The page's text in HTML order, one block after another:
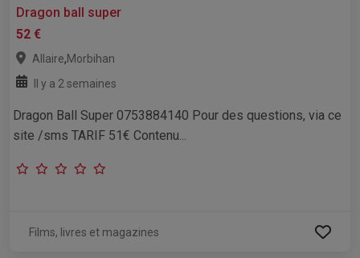
Dragon ball super
52 €
Allaire,Morbihan
Il y a 2 semaines
Dragon Ball Super 0753884140 Pour des questions, via ce
site /sms TARIF 51€ Contenu...
Films, livres et magazines